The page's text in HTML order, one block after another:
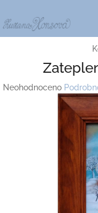
na
obsah
Průměrné
Neohodnoceno